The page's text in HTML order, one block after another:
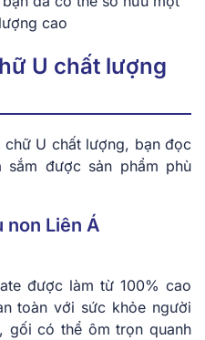
cao
U chất lượng
U chất lượng, bạn đọc
được sản phẩm phù
non Liên Á
được làm từ 100% cao
toàn với sức khỏe người
gối có thể ôm trọn quanh